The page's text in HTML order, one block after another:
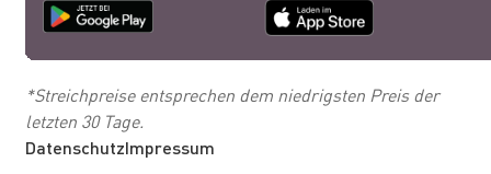
*Streichpreise entsprechen dem niedrigsten Preis der
letzten 30 Tage.
DatenschutzImpressum